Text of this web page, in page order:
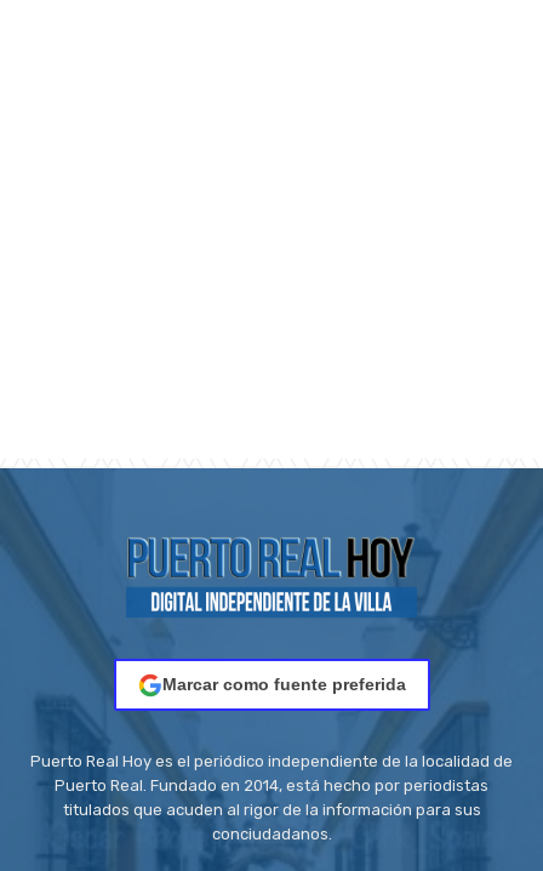
Marcar como fuente preferida
Puerto Real Hoy es el periódico independiente de la localidad de
Puerto Real. Fundado en 2014, está hecho por periodistas
titulados que acuden al rigor de la información para sus
conciudadanos.